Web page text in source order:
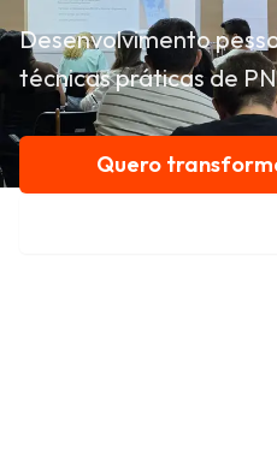
Desenvolvimento
técnicas práticas de
Quero